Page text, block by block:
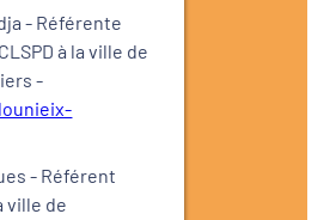
- Référente
à la ville de
-
- Référent
ville de